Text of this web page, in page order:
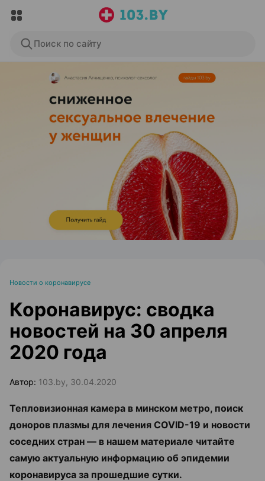
Поиск по сайту
ЭФФЕКТИВНАЯ РЕКЛАМА НА САЙТЕ
Новости о коронавирусе
Коронавирус: сводка
новостей на 30 апреля
2020 года
Автор: 103.by, 30.04.2020
Тепловизионная камера в минском метро, поиск
доноров плазмы для лечения СOVID-19 и новости
соседних стран — в нашем материале читайте
самую актуальную информацию об эпидемии
коронавируса за прошедшие сутки.